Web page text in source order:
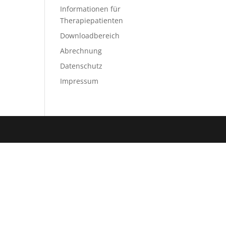
Informationen für
Therapiepatienten
Downloadbereich
Abrechnung
Datenschutz
Impressum